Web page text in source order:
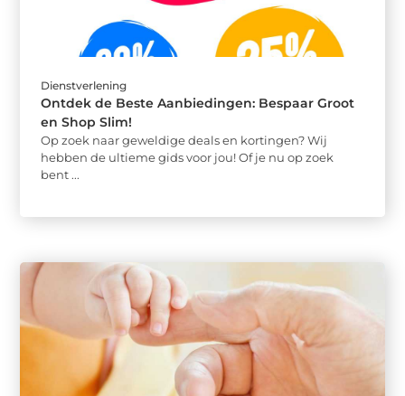
Dienstverlening
Ontdek de Beste Aanbiedingen: Bespaar Groot
en Shop Slim!
Op zoek naar geweldige deals en kortingen? Wij
hebben de ultieme gids voor jou! Of je nu op zoek
bent ...